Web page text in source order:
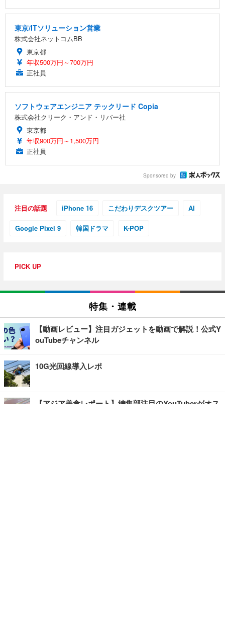
東京/ITソリューション営業
株式会社ネットコムBB
東京都
年収500万円～700万円
正社員
ソフトウェアエンジニア テックリード Copia
株式会社クリーク・アンド・リバー社
東京都
年収900万円～1,500万円
正社員
Sponsored by
注目の話題 iPhone 16 こだわりデスクツアー AI
Google Pixel 9 韓国ドラマ K-POP
PICK UP
特集・連載
【動画レビュー】注目ガジェットを動画で解説！公式Y
ouTubeチャンネル
10G光回線導入レポ
【アジア美食レポート】編集部注目のYouTuberがオス